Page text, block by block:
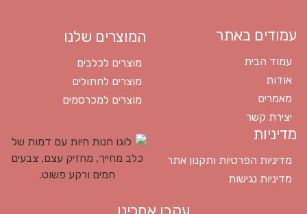
עמודים באתר
עמוד הבית
אודות
מאמרים
יצירת קשר
המוצרים שלנו
מוצרים לכלבים
מוצרים לחתולים
מוצרים למכרסמים
מדיניות
מדיניות הפרטיות ותקנון אתר
מדיניות נגישות